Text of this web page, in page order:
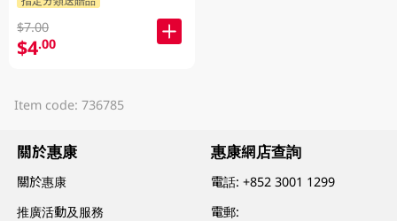
$7.00
$4.00
Item code: 736785
關於惠康
關於惠康
推廣活動及服務
惠康網店查詢
電話:+852 3001 1299
電郵: